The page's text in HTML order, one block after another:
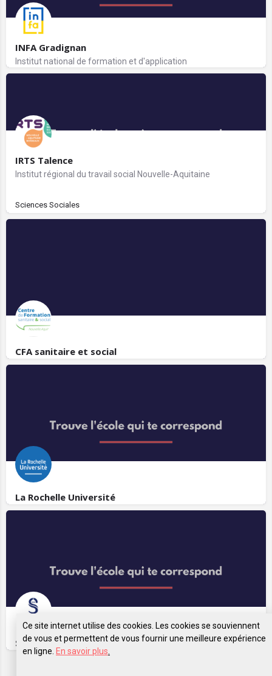
INFA Gradignan
Institut national de formation et d'application
IRTS Talence
Institut régional du travail social Nouvelle-Aquitaine
Sciences Sociales
CFA sanitaire et social
La Rochelle Université
Sorbonne Université
Ce site internet utilise des cookies. Les cookies se souviennent
de vous et permettent de vous fournir une meilleure expérience
en ligne. En savoir plus